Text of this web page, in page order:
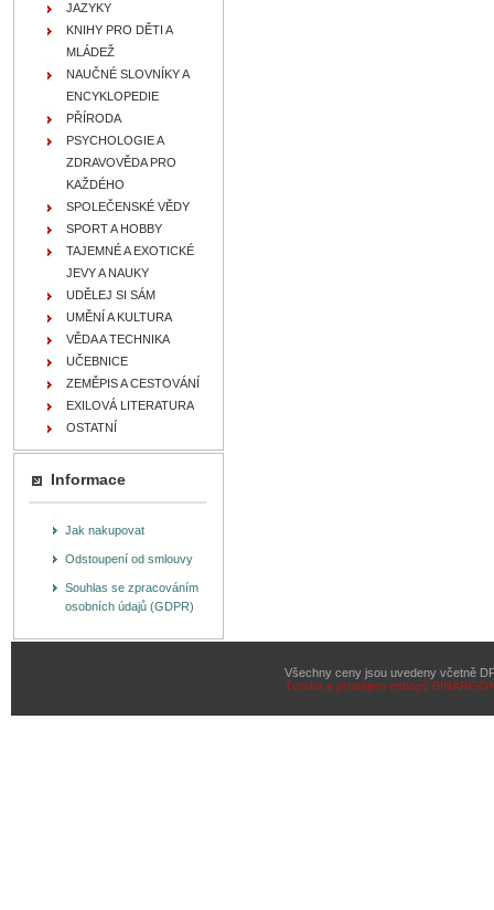
JAZYKY
KNIHY PRO DĚTI A
MLÁDEŽ
NAUČNÉ SLOVNÍKY A
ENCYKLOPEDIE
PŘÍRODA
PSYCHOLOGIE A
ZDRAVOVĚDA PRO
KAŽDÉHO
SPOLEČENSKÉ VĚDY
SPORT A HOBBY
TAJEMNÉ A EXOTICKÉ
JEVY A NAUKY
UDĚLEJ SI SÁM
UMĚNÍ A KULTURA
VĚDA A TECHNIKA
UČEBNICE
ZEMĚPIS A CESTOVÁNÍ
EXILOVÁ LITERATURA
OSTATNÍ
Informace
Jak nakupovat
Odstoupení od smlouvy
Souhlas se zpracováním
osobních údajů (GDPR)
Všechny ceny jsou uvedeny včetně
Tvorba a pronájem eshopů